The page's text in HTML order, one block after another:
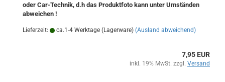
oder Car-Technik, d.h das Produktfoto kann unter Umständen
abweichen !
Lieferzeit: ca.1-4 Werktage (Lagerware) (Ausland abweichend)
7,95 EUR
inkl. 19% MwSt. zzgl. Versand